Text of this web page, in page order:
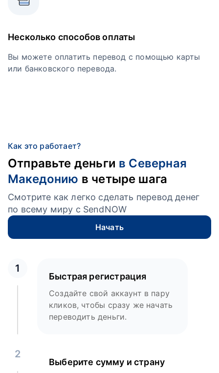
Несколько способов оплаты
Вы можете оплатить перевод с помощью карты
или банковского перевода.
Как это работает?
Отправьте деньги в Северная
Македонию в четыре шага
Смотрите как легко сделать перевод денег
по всему миру с SendNOW
Начать
1
Быстрая регистрация
Создайте свой аккаунт в пару
кликов, чтобы сразу же начать
переводить деньги.
2
Выберите сумму и страну